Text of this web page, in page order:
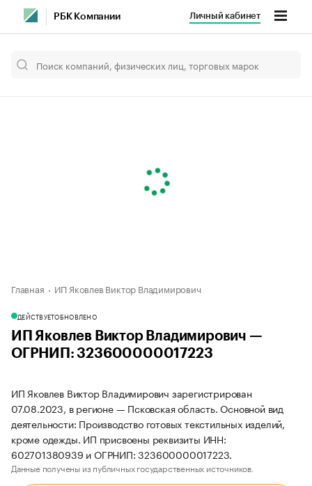
РБК Компании Личный кабинет
Главная ИП Яковлев Виктор Владимирович
ДЕЙСТВУЕТОБНОВЛЕНО
ИП Яковлев Виктор Владимирович —
ОГРНИП: 323600000017223
ИП Яковлев Виктор Владимирович зарегистрирован
07.08.2023, в регионе — Псковская область. Основной вид
деятельности: Производство готовых текстильных изделий,
кроме одежды. ИП присвоены реквизиты ИНН:
602701380939 и ОГРНИП: 323600000017223.
Данные получены из публичных государственных источников.